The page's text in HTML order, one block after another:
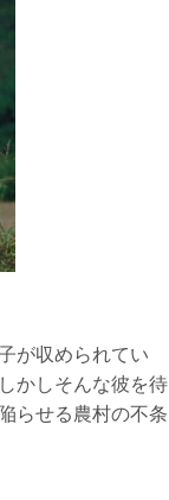
が収められてい
かしそんな彼を待
らせる農村の不条